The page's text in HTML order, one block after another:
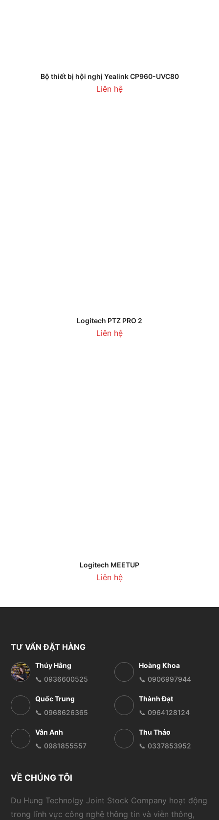
Bộ thiết bị hội nghị Yealink CP960-UVC80
Liên hệ
Logitech PTZ PRO 2
Liên hệ
Logitech MEETUP
Liên hệ
TƯ VẤN ĐẶT HÀNG
Thúy Hằng
📞 0936600525
Hoàng Khoa
📞 0906997944
Quốc Trung
📞 0968626365
Thành Đạt
📞 0964128124
Vân Anh
📞 0981855557
Thu Thảo
📞 0337853952
VỀ CHÚNG TÔI
Du Hung Technolgy Joint Stock Company hoạt động
trong lĩnh vực công nghệ thông tin và viễn thông,